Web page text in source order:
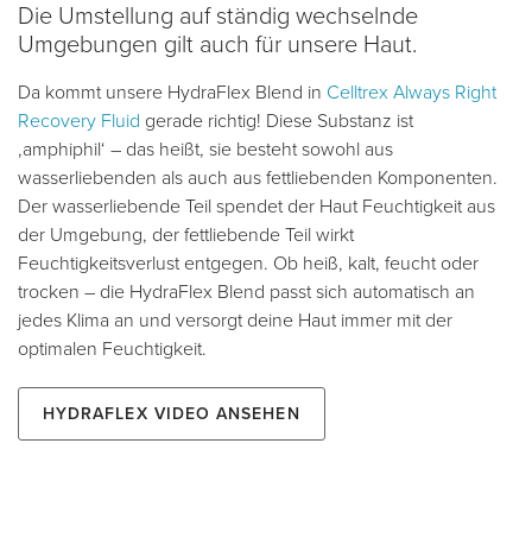
Die Umstellung auf ständig wechselnde
Umgebungen gilt auch für unsere Haut.
Da kommt unsere HydraFlex Blend in Celltrex Always Right
Recovery Fluid gerade richtig! Diese Substanz ist
‚amphiphil‘ – das heißt, sie besteht sowohl aus
wasserliebenden als auch aus fettliebenden Komponenten.
Der wasserliebende Teil spendet der Haut Feuchtigkeit aus
der Umgebung, der fettliebende Teil wirkt
Feuchtigkeitsverlust entgegen. Ob heiß, kalt, feucht oder
trocken – die HydraFlex Blend passt sich automatisch an
jedes Klima an und versorgt deine Haut immer mit der
optimalen Feuchtigkeit.
HydraFlex Video ansehen